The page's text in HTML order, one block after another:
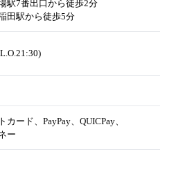
駅7番出口から徒歩2分
田駅から徒歩5分
カード、PayPay、QUICPay、
ー